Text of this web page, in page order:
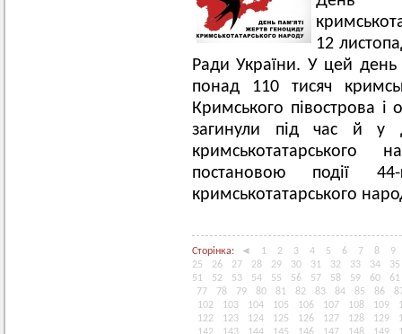
12
Ради України. У цей
понад 110 тисяч
Кримського півострова і
загинули під час й у
постановою події
кримськотатарського
Сторінка: ◄ 1 2 3 4 5 6 7 8
9
25
26 27 28 29 30 31 32 33 34
35
51
52 53 54 55 56 57 58 59 60
61
77
78 79 80 81 82 83 84 85 86
102
103 104 105 106 107 108 109
122
123 124 125 126 127 128 129